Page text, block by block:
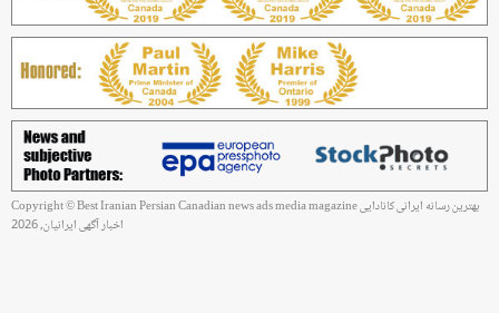
Copyright © Best Iranian Persian Canadian news ads media magazine بهترین رسانه ایرانی کانادایی
اخبار آگهی ایرانیان, 2026